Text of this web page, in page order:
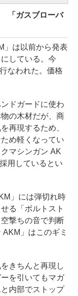
「ガスブローバ
」は以前から発表
している。今
なわれた。価格
ドガードに使わ
の木材だが、商
再現するため、
め軽くなってい
マシンガン AK
用しているとい
」には弾切れ時
る「ボルトスト
撃ちの音で判断
」はこのギミ
きちんと再現し
を引いてもマガ
内部でストップ